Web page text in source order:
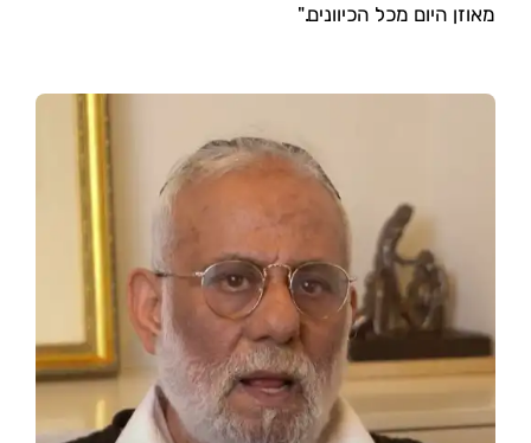
מאוזן היום מכל הכיוונים."